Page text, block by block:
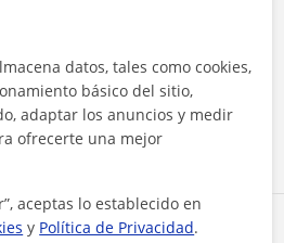
más de Consuelo?
★2 valoraciones
perfil
datos, tales como cookies,
básico del sitio,
adaptar los anuncios y medir
ofrecerte una mejor
aceptas lo establecido en
y Política de Privacidad.